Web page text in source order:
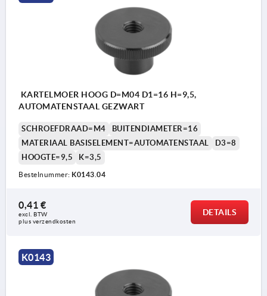
KARTELMOER HOOG D=M04 D1=16 H=9,5,
AUTOMATENSTAAL GEZWART
SCHROEFDRAAD=M4
BUITENDIAMETER=16
MATERIAAL BASISELEMENT=AUTOMATENSTAAL
D3=8
HOOGTE=9,5
K=3,5
Bestelnummer: K0143.04
0,41 €
excl. BTW
plus verzendkosten
DETAILS
K0143